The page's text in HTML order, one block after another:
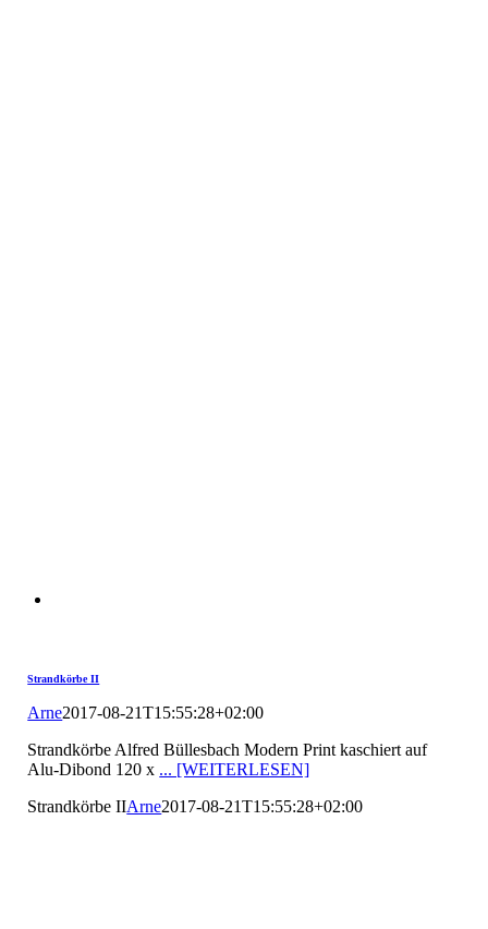
Strandkörbe II
Arne2017-08-21T15:55:28+02:00
Strandkörbe Alfred Büllesbach Modern Print kaschiert auf
Alu-Dibond 120 x ... [WEITERLESEN]
Strandkörbe IIArne2017-08-21T15:55:28+02:00